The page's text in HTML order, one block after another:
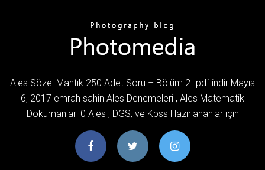
Ales Sözel Mantık 250 Adet Soru – Bölüm 2- pdf indir Mayıs
6, 2017 emrah sahin Ales Denemeleri , Ales Matematik
Dokümanları 0 Ales , DGS, ve Kpss Hazırlananlar için